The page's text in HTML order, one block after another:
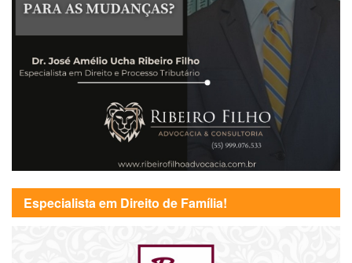
Especialista em Direito de Família!